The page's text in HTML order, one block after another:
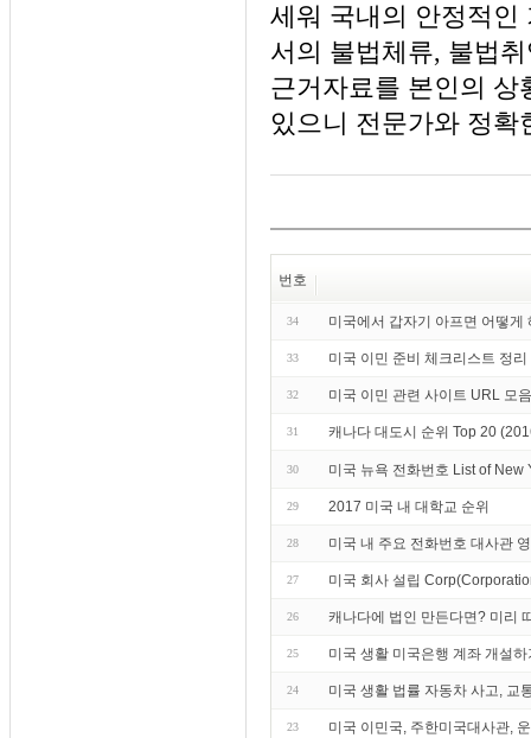
세워 국내의 안정적인
서의 불법체류, 불법
근거자료를 본인의 상
있으니 전문가와 정확
번호
34 미국에서 갑자기 아프면 어떻게
33 미국 이민 준비 체크리스트 정리
32 미국 이민 관련 사이트 URL 모
31 캐나다 대도시 순위 Top 20
30 미국 뉴욕 전화번호 List of
29 2017 미국 내 대학교 순위
28 미국 내 주요 전화번호 대사관
27 미국 회사 설립
26 캐나다에 법인 만든다면? 미리
25 미국 생활 미국은행 계좌 개설하
24 미국 생활 법률 자동차 사고, 교
23 미국 이민국, 주한미국대사관,